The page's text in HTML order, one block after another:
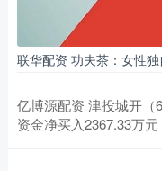
联华配资 功夫茶：女性
亿博源配资 津投城开（
资金净买入2367.33万元